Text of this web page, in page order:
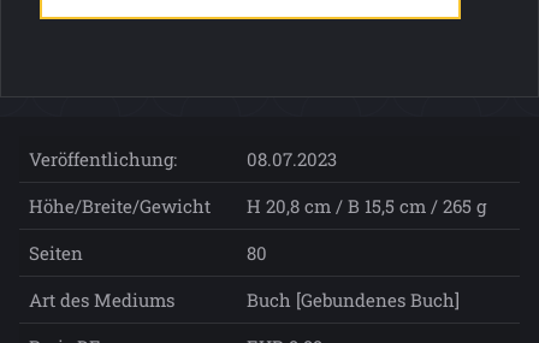
Veröffentlichung:
08.07.2023
Höhe/Breite/Gewicht
H 20,8 cm / B 15,5 cm / 265 g
Seiten
80
Art des Mediums
Buch [Gebundenes Buch]